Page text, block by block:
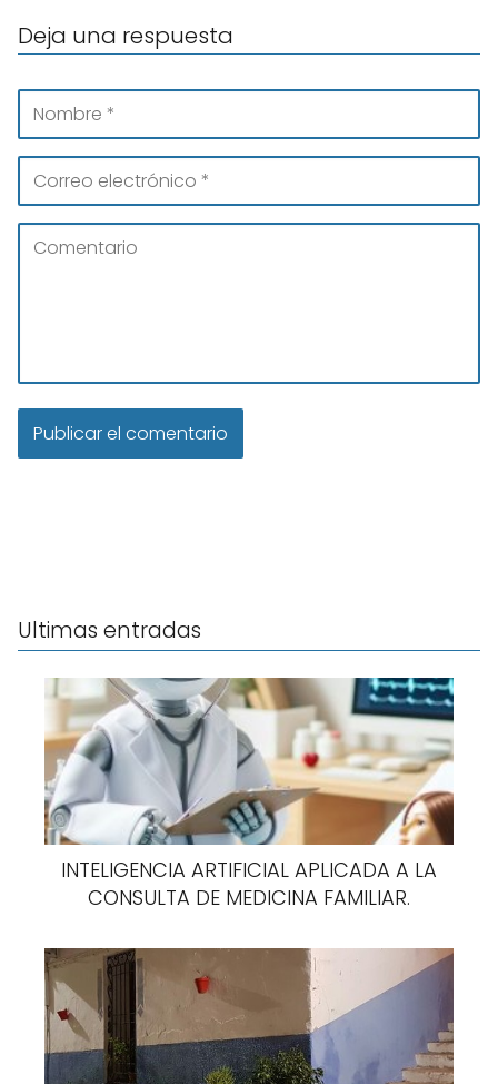
Deja una respuesta
Ultimas entradas
INTELIGENCIA ARTIFICIAL APLICADA A LA
CONSULTA DE MEDICINA FAMILIAR.